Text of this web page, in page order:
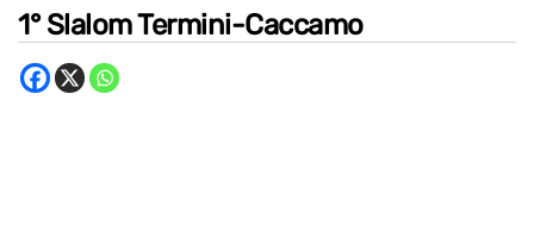
1° Slalom Termini-Caccamo